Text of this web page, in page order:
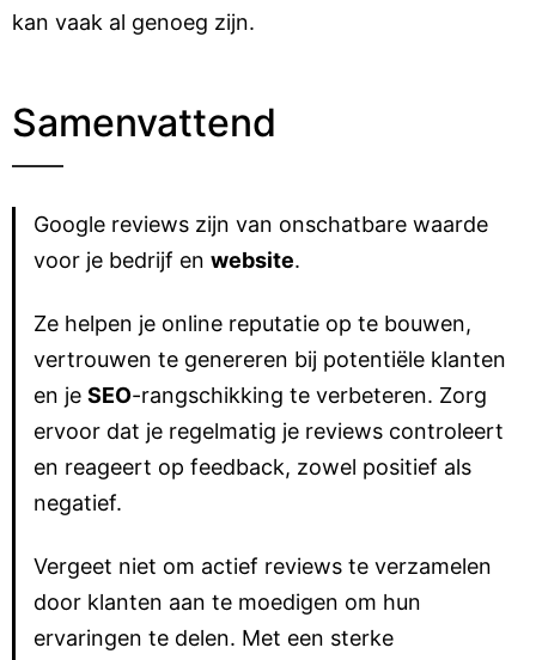
kan vaak al genoeg zijn.
Samenvattend
Google reviews zijn van onschatbare waarde
voor je bedrijf en website.
Ze helpen je online reputatie op te bouwen,
vertrouwen te genereren bij potentiële klanten
en je SEO-rangschikking te verbeteren. Zorg
ervoor dat je regelmatig je reviews controleert
en reageert op feedback, zowel positief als
negatief.
Vergeet niet om actief reviews te verzamelen
door klanten aan te moedigen om hun
ervaringen te delen. Met een sterke